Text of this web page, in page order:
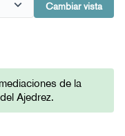
Cambiar vista
de la
Ajedrez.